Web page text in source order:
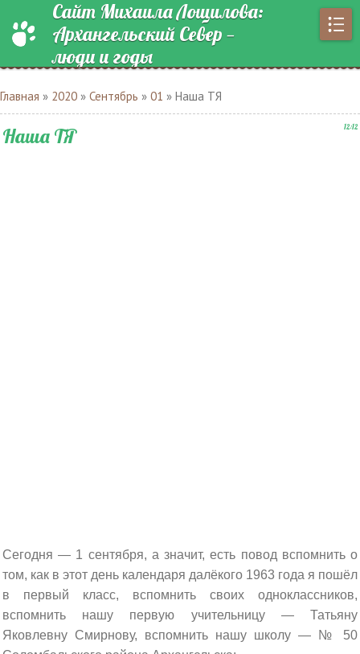
Сайт Михаила Лощилова:
Архангельский Север —
люди и годы
Главная » 2020 » Сентябрь » 01 » Наша ТЯ
12:12
Наша ТЯ
Сегодня — 1 сентября, а значит, есть повод вспомнить о
том, как в этот день календаря далёкого 1963 года я пошёл
в первый класс, вспомнить своих одноклассников,
вспомнить нашу первую учительницу — Татьяну
Яковлевну Смирнову, вспомнить нашу школу — № 50